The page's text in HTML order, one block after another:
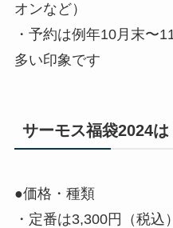
オンなど）
・予約は例年10月末〜
多い印象です
サーモス福袋2024は
●価格・種類
・定番は3,300円（税込